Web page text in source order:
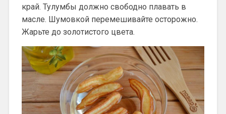
край. Тулумбы должно свободно плавать в
масле. Шумовкой перемешивайте осторожно.
Жарьте до золотистого цвета.